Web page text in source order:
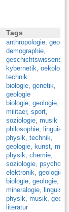
Tags
anthropologie,
demographie,
kybernetik, oekologie
technik
biologie, genetik,
geologie
biologie, geologie,
militaer, sport,
soziologie, musik
philosophie, linguistik
physik, technik,
geologie, kunst,
physik, chemie,
soziologie,
elektronik, geologie
biologie, geologie,
mineralogie, linguistik
physik, musik,
literatur